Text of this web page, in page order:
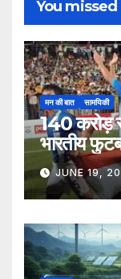
You missed
मन की बात सामयिकी
140 करोड़
भारतीय
JUNE 19,